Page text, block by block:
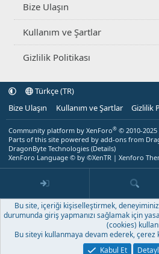
Bize Ulaşın
Kullanım ve Şartlar
Gizlilik Politikası
Türkçe (TR)
Bize Ulaşın
Kullanım ve Şartlar Gizlilik
Community platform by XenForo® © 2010-
Parts of this site powered by add-ons from
DragonByte Technologies (Details)
XenForo Language © by ©XenTR | Xenforo
Bu site, içeriği kişiselleştirmek,
durumunda giriş yapmanızı sağlamak için
(cookies)
Bu siteyi kullanmaya devam ederek, çerez
Kabul Et